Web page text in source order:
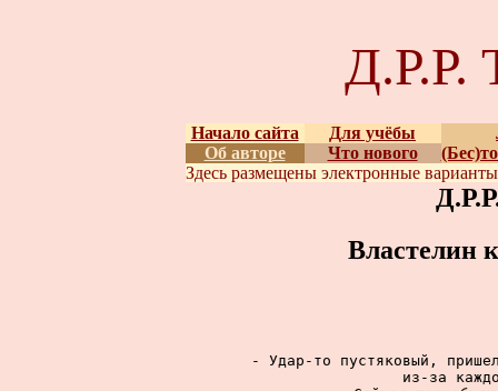
Начало сайта Для учёбы
Об авторе
Что нового
Здесь размещены электронные
Властелин
- Удар-то пустяковый,
из-за